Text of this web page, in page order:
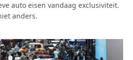
auto eisen vandaag exclusiviteit.
anders.